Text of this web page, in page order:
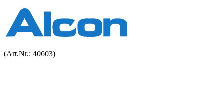
(Art.Nr.: 40603)